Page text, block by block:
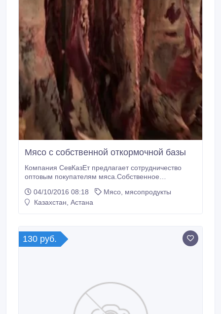
Мясо с собственной откормочной базы
Компания СевКазЕт предлагает сотрудничество
оптовым покупателям мяса.Собственное
200 кг..
04/10/2016 08:18
Мясо, мясопродукты
Казахстан, Астана
130 руб.